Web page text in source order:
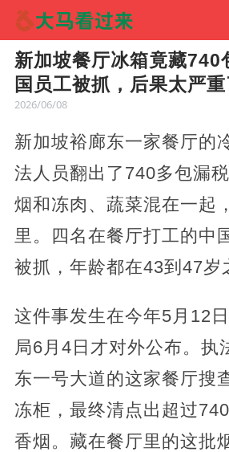
新加坡餐厅冰箱竟藏740
国员工被抓，后果太严重
2026/06/08
新加坡裕廊东一家餐厅的
法人员翻出了740多包漏
烟和冻肉、蔬菜混在一起
里。四名在餐厅打工的中
被抓，年龄都在43到47岁
这件事发生在今年5月12
局6月4日才对外公布。执
东一号大道的这家餐厅搜
冻柜，最终清点出超过
香烟。藏在餐厅里的这批